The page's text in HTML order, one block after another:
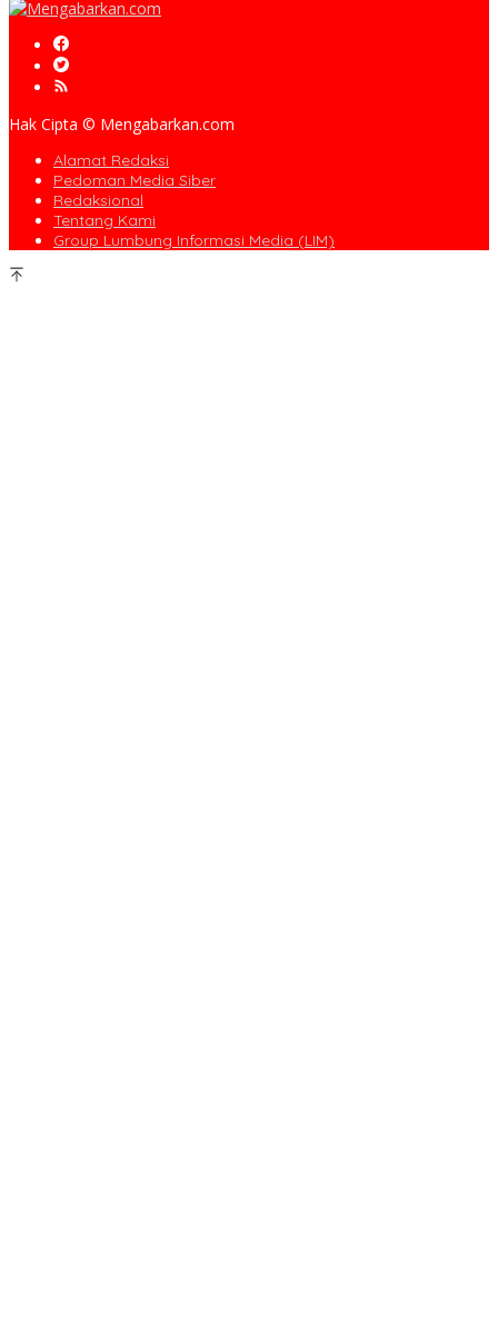
Hak Cipta © Mengabarkan.com
Alamat Redaksi
Pedoman Media Siber
Redaksional
Tentang Kami
Group Lumbung Informasi Media (LIM)